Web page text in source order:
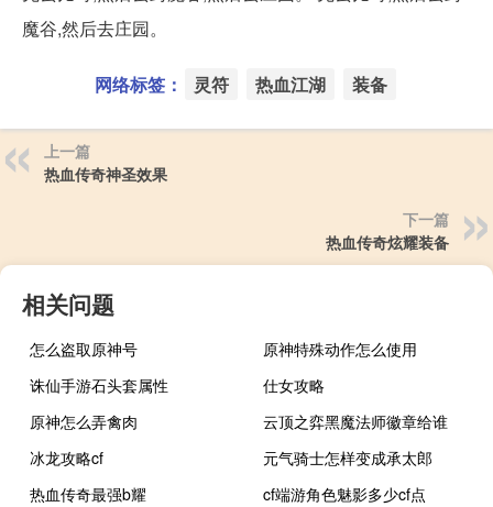
魔谷,然后去庄园。
网络标签： 灵符 热血江湖 装备
上一篇
热血传奇神圣效果
下一篇
热血传奇炫耀装备
相关问题
怎么盗取原神号
原神特殊动作怎么使用
诛仙手游石头套属性
仕女攻略
原神怎么弄禽肉
云顶之弈黑魔法师徽章给谁
冰龙攻略cf
元气骑士怎样变成承太郎
热血传奇最强b耀
cf端游角色魅影多少cf点